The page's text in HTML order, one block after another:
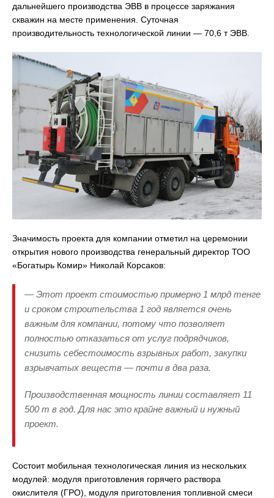
дальнейшего производства ЭВВ в процессе заряжания
скважин на месте применения. Суточная
производительность технологической линии — 70,6 т ЭВВ.
Значимость проекта для компании отметил на церемонии
открытия нового производства генеральный директор ТОО
«Богатырь Комир» Николай Корсаков:
— Этот проект стоимостью примерно 1 млрд тенге
и сроком строительства 1 год является очень
важным для компании, потому что позволяет
полностью отказаться от услуг подрядчиков,
снизить себестоимость взрывных работ, закупки
взрывчатых веществ — почти в два раза.
Производственная мощность линии составляет 11
500 т в год. Для нас это крайне важный и нужный
проект.
Состоит мобильная технологическая линия из нескольких
модулей: модуля приготовления горячего раствора
окислителя (ГРО), модуля приготовления топливной смеси